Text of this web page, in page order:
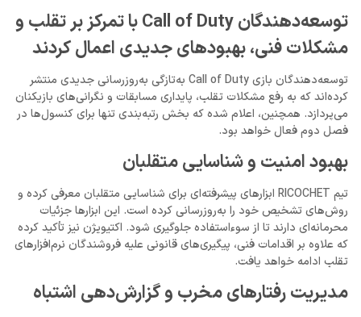
توسعه‌دهندگان Call of Duty با تمرکز بر تقلب و
مشکلات فنی، بهبودهای جدیدی اعمال کردند
توسعه‌دهندگان بازی Call of Duty به‌تازگی به‌روزرسانی جدیدی منتشر
کرده‌اند که به رفع مشکلات تقلب، پایداری مسابقات و نگرانی‌های بازیکنان
می‌پردازد. همچنین، اعلام شده که بخش رتبه‌بندی تنها برای کنسول‌ها در
فصل دوم فعال خواهد بود.
بهبود امنیت و شناسایی متقلبان
تیم RICOCHET ابزارهای پیشرفته‌ای برای شناسایی متقلبان معرفی کرده و
روش‌های تشخیص خود را به‌روزرسانی کرده است. این ابزارها جزئیات
محرمانه‌ای دارند تا از سوءاستفاده جلوگیری شود. اکتیویژن نیز تأکید کرده
که علاوه بر اقدامات فنی، پیگیری‌های قانونی علیه فروشندگان نرم‌افزارهای
تقلب ادامه خواهد یافت.
مدیریت رفتارهای مخرب و گزارش‌دهی اشتباه